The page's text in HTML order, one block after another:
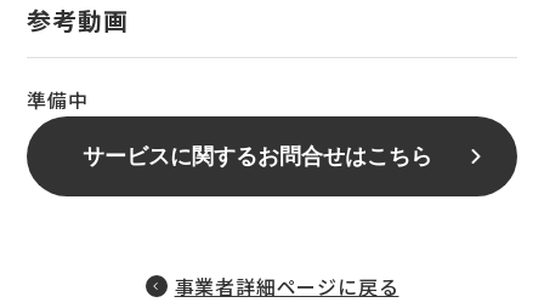
参考動画
準備中
サービスに関するお問合せはこちら
事業者詳細ページに戻る